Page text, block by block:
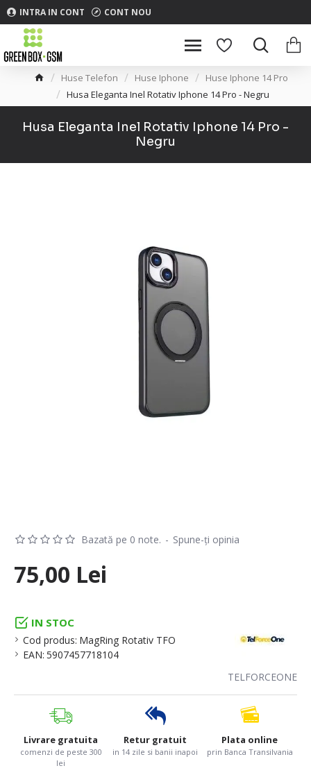
INTRA IN CONT CONT NOU
Huse Telefon Huse Iphone
Huse Iphone 14 Pro
Husa Eleganta Inel Rotativ Iphone 14 Pro - Negru
Husa Eleganta Inel Rotativ Iphone 14 Pro -
Negru
IN STOC
Cod produs: MagRing Rotativ TFO
EAN: 5907457718104
TELFORCEONE
Bazată pe 0 note. - Spune-ţi opinia
75,00 Lei
Livrare gratuita
comenzi de peste 300
lei
Retur gratuit
in 14 zile si banii inapoi
Plata online
prin Banca Transilvania